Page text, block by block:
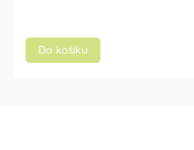
Do košíku